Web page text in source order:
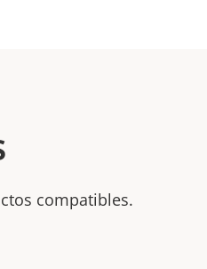
compatibles.